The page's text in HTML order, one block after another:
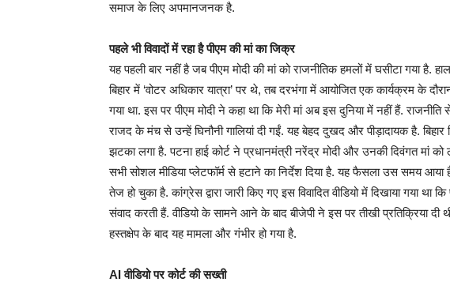
समाज के लिए अपमानजनक है.
पहले भी विवादों में रहा है पीएम की मां का जिक्र
यह पहली बार नहीं है जब पीएम मोदी की मां को राजनीतिक हमलों में घसीटा गया
बिहार में ‘वोटर अधिकार यात्रा’ पर थे, तब दरभंगा में आयोजित एक कार्यक्रम के
गया था. इस पर पीएम मोदी ने कहा था कि मेरी मां अब इस दुनिया में नहीं हैं.
राजद के मंच से उन्हें घिनौनी गालियां दी गईं. यह बेहद दुखद और पीड़ादायक है. बिहार
झटका लगा है. पटना हाई कोर्ट ने प्रधानमंत्री नरेंद्र मोदी और उनकी दिवंगत मां
सभी सोशल मीडिया प्लेटफॉर्म से हटाने का निर्देश दिया है. यह फैसला उस समय आया
तेज हो चुका है. कांग्रेस द्वारा जारी किए गए इस विवादित वीडियो में दिखाया गया
संवाद करती हैं. वीडियो के सामने आने के बाद बीजेपी ने इस पर तीखी प्रतिक्रिया दी
हस्तक्षेप के बाद यह मामला और गंभीर हो गया है.
AI वीडियो पर कोर्ट की सख्ती